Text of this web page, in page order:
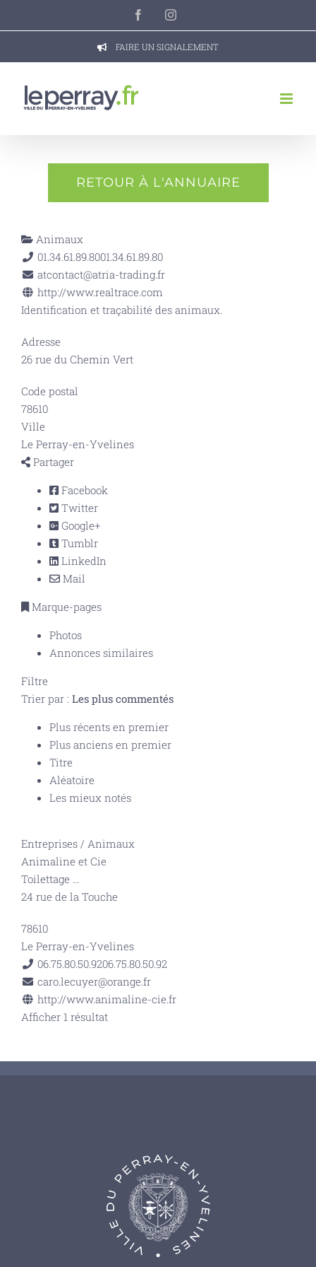
FacebookInstagram
FAIRE UN SIGNALEMENT
RETOUR À L'ANNUAIRE
Animaux
01.34.61.89.8001.34.61.89.80
atcontact@atria-trading.fr
http://www.realtrace.com
Identification et traçabilité des animaux.
Adresse
26 rue du Chemin Vert
Code postal
78610
Ville
Le Perray-en-Yvelines
Partager
Facebook
Twitter
Google+
Tumblr
LinkedIn
Mail
Marque-pages
Photos
Annonces similaires
Filtre
Trier par : Les plus commentés
Plus récents en premier
Plus anciens en premier
Titre
Aléatoire
Les mieux notés
Entreprises / Animaux
Animaline et Cie
Toilettage ...
24 rue de la Touche
78610
Le Perray-en-Yvelines
06.75.80.50.9206.75.80.50.92
caro.lecuyer@orange.fr
http://www.animaline-cie.fr
Afficher 1 résultat